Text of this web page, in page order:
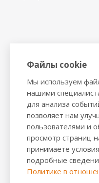
2016-2026 ©
стеллажей,
Файлы cookie
Мы используем
нашими
для анализа
позволяет нам
пользователями и
просмотр страниц
принимаете
подробные
Политике в